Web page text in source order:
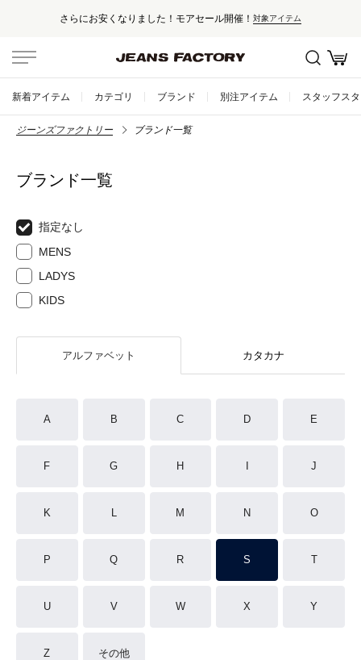
セール対象外アイテムは10%ポイン
新着アイテム カテゴリ ブランド 別注アイテム スタッフス
ジーンズファクトリー ブランド一覧
ブランド一覧
指定なし
MENS
LADYS
KIDS
アルファベット カタカナ
A B C D E
F G H J
K L M N O
P Q R S T
U V W X Y
Z その他